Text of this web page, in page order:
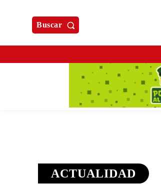
Buscar
ACTUALIDAD